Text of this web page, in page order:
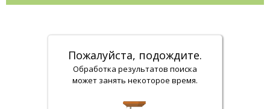
Пожалуйста, подождите.
Обработка результатов поиска
может занять некоторое время.